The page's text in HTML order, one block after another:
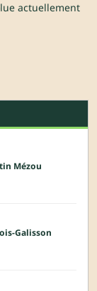
actuellement
Mézou
Galisson